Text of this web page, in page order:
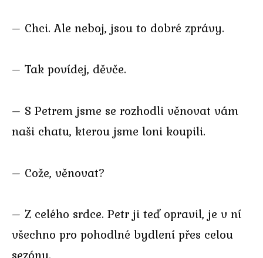
– Chci. Ale neboj, jsou to dobré zprávy.
– Tak povídej, děvče.
– S Petrem jsme se rozhodli věnovat vám
naši chatu, kterou jsme loni koupili.
– Cože, věnovat?
– Z celého srdce. Petr ji teď opravil, je v ní
všechno pro pohodlné bydlení přes celou